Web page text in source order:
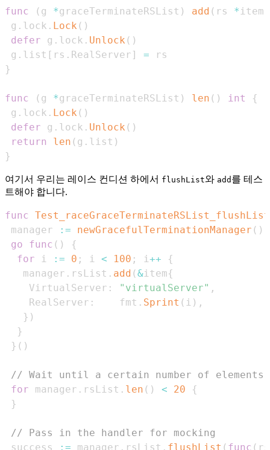
func ( g *graceTerminateRSList ) add ( rs *item
g . lock . Lock ( )
defer g . lock . Unlock ( )
g . list [ rs . RealServer ] =
}
func ( g *graceTerminateRSList ) len ( ) int
{
g . lock . Lock ( )
defer g . lock . Unlock ( )
return
len ( g . list )
}
여기서 우리는 레이스 컨디션 하에서 flushList와 add 를 테스
트해야 합니다.
func Test_raceGraceTerminateRSList_flushList
manager
:= newGracefulTerminationManager ( )
go
func ( )
{
for i := 0 ; i < 100 ; i++
{
   manager
. rsList . add (&item{
    VirtualServer
: "virtualServer" ,
    RealServer
:
    fmt
. Sprint ( i ) ,
} )
}
} ( )
// Wait until a certain number of elements
for manager . rsList . len ( ) < 20
{
}
// Pass in the handler for mocking
success
:= manager . rsList . flushList ( func (